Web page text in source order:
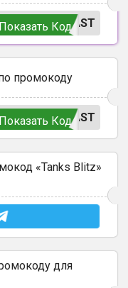
AST
Показать Код
промокоду
AST
Показать Код
«Tanks Blitz»
для